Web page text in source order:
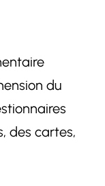
du
des cartes,